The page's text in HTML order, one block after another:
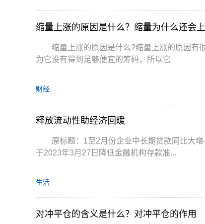
缩量上涨的原因是什么？缩量为什么还会上
缩量上涨的原因是什么?缩量上涨的原因有
为它没有得到足够便宜的筹码，所以它
财经
释放流动性助经济回暖
原标题：1至2月份企业中长期贷款同比大
于2023年3月27日降低金融机构存款准...
生活
对冲平仓的含义是什么？对冲平仓的作用